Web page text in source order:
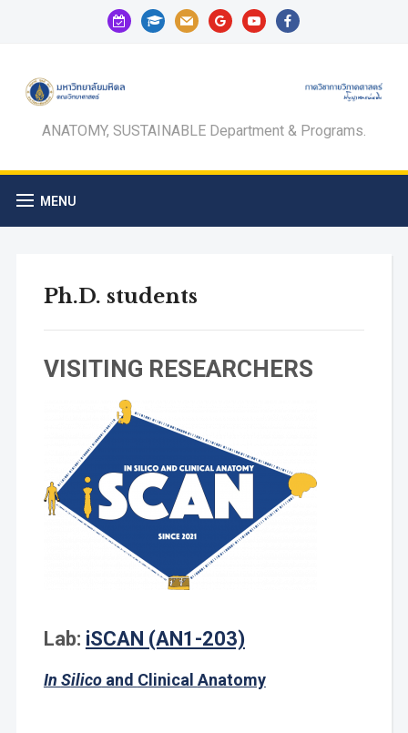
calendar-
check-
graduation-
cap
mail googleyoutubefacebook
ANATOMY, SUSTAINABLE Department & Programs.
MENU
Ph.D. students
VISITING RESEARCHERS
Lab: iSCAN (AN1-203)
In Silicoand Clinical Anatomy